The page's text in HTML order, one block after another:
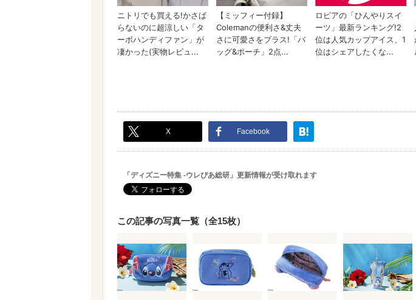
X Facebook
「ディズニー特集 -ウレぴあ総研」更新情報が受け取れます
この記事の写真一覧（全15枚）